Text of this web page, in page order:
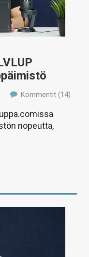
Kommentit (14)
nopeutta,